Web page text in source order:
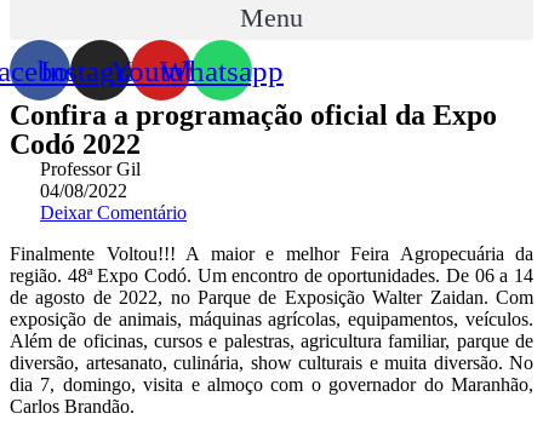
Menu
InstagramYoutubeWhatsapp
Confira a programação oficial da Expo
Codó 2022
Professor Gil
04/08/2022
Deixar Comentário
Finalmente Voltou!!! A maior e melhor Feira Agropecuária da
região. 48ª Expo Codó. Um encontro de oportunidades. De 06 a 14
de agosto de 2022, no Parque de Exposição Walter Zaidan. Com
exposição de animais, máquinas agrícolas, equipamentos, veículos.
Além de oficinas, cursos e palestras, agricultura familiar, parque de
diversão, artesanato, culinária, show culturais e muita diversão. No
dia 7, domingo, visita e almoço com o governador do Maranhão,
Carlos Brandão.